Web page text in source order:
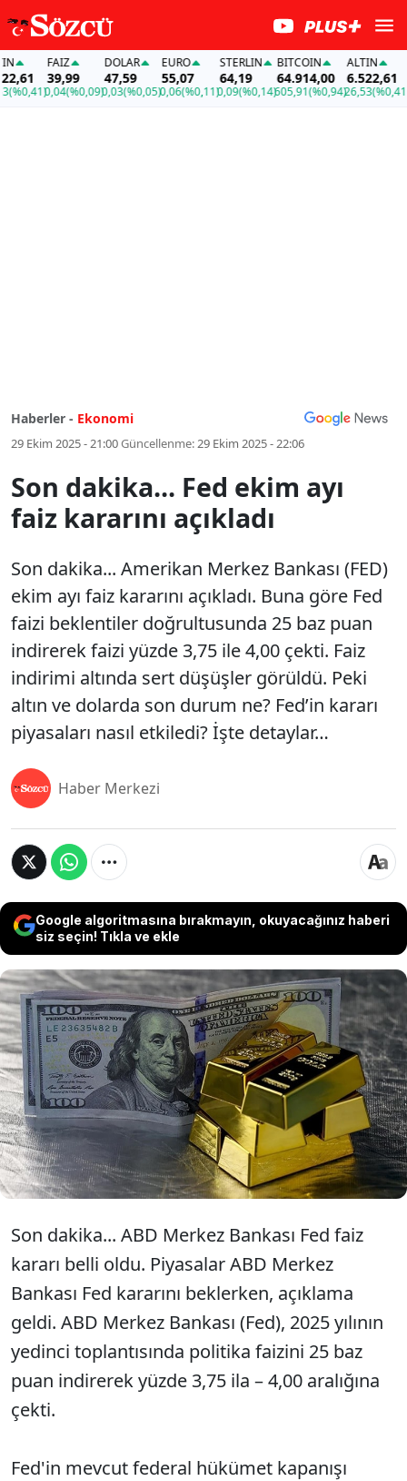
FAİZ
39,99
0,04(%0,09)
DOLAR
47,59
0,03(%0,05)
EURO
55,07
0,06(%0,11)
STERLIN
64,19
0,09(%0,14)
BITCOIN
64.914,00
605,91(%0,94)
ALTIN
6.522,61
26,53(%0,41)
Haberler - Ekonomi
29 Ekim 2025 - 21:00Güncellenme:29 Ekim 2025 - 22:06
Son dakika... Fed ekim ayı
faiz kararını açıkladı
Son dakika... Amerikan Merkez Bankası (FED)
ekim ayı faiz kararını açıkladı. Buna göre Fed
faizi beklentiler doğrultusunda 25 baz puan
indirerek faizi yüzde 3,75 ile 4,00 çekti. Faiz
indirimi altında sert düşüşler görüldü. Peki
altın ve dolarda son durum ne? Fed’in kararı
piyasaları nasıl etkiledi? İşte detaylar…
Haber Merkezi
Google algoritmasına bırakmayın, okuyacağınız haberi
siz seçin! Tıkla ve ekle
Son dakika... Amerikan Merkez Bankası (FED)
ekim ayı faiz kararını açıkladı. Buna göre Fed faizi
beklentiler doğrultusunda 25 baz puan indirerek
faizi yüzde 3,75 ile 4,00 çekti. Faiz indirimi altında
sert düşüşler görüldü. Peki altın ve dolarda son
durum ne? Fed’in kararı piyasaları nasıl etkiledi?
İşte detaylar…
Son dakika... ABD Merkez Bankası Fed faiz
kararı belli oldu. Piyasalar ABD Merkez
Bankası Fed kararını beklerken, açıklama
geldi. ABD Merkez Bankası (Fed), 2025 yılının
yedinci toplantısında politika faizini 25 baz
puan indirerek yüzde 3,75 ila – 4,00 aralığına
çekti.
Fed'in mevcut federal hükümet kapanışı